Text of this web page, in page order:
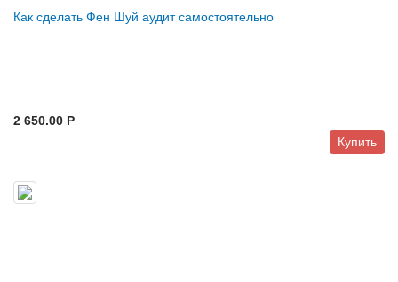
Как сделать Фен Шуй аудит самостоятельно
2 650.00 P
Купить